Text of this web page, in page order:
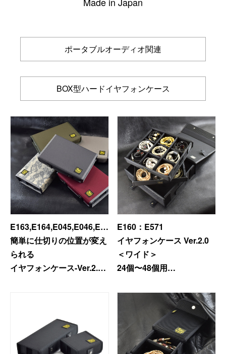
ショルダーバッグ
サブバッグ／ウエストバッグ
バッグインバッグ
トートバッグ
ボストンバッグ
カメラバッグ
Other
財布／カード、コインケース
財布以外の革製品
ステーショナリー
便利なアタッチメント／パーツ
ショルダーベルト／パット
ストラップ／ネックストラップ
カメラ用ストラップ
キーケース／キーホルダー
スマートキーケース
車／自転車／バイク
スマートフォンケース
iPhone17 Pro Max／iPhone17 Pro／iPhone17
iPhone16 Pro Max／iPhone15 Pro Max／iPhone14 Pro Max
iPhone16 Pro／iPhone15 Pro／iPhone14 Pro／iPhone16／
iPhone15
Galaxy
ポータブルオーディオ関連
BOX型ハードイヤフォンケース
E163,E164,E045,E046,E047,E048,E049,E501,E502
簡単に仕切りの位置が変え
られる
イヤフォンケース-Ver.2.0
3個用/2個用/1個用）
E160：E571
イヤフォンケース Ver.2.0
＜ワイド＞
24個〜48個用
イヤフォン空母